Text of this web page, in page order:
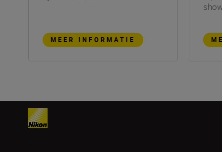
MEER INFORMATIE